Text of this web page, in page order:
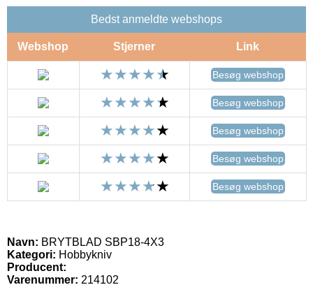
Bedst anmeldte webshops
Webshop Stjerner Link
Besøg webshop
Besøg webshop
Besøg webshop
Besøg webshop
Besøg webshop
Navn: BRYTBLAD SBP18-4X3
Kategori: Hobbykniv
Producent:
Varenummer: 214102